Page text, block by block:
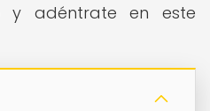
y adéntrate en este